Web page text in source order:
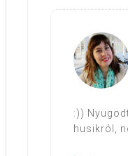
:))
husikról,